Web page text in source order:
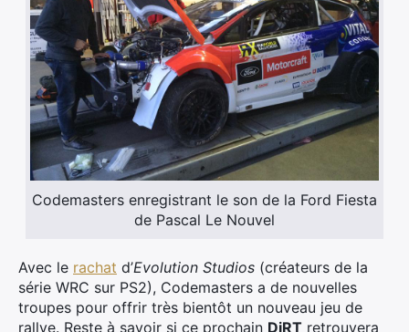
Codemasters enregistrant le son de la Ford Fiesta
de Pascal Le Nouvel
Avec le rachat d’Evolution Studios (créateurs de la
série WRC sur PS2), Codemasters a de nouvelles
troupes pour offrir très bientôt un nouveau jeu de
rallye. Reste à savoir si ce prochain DiRT retrouvera
: